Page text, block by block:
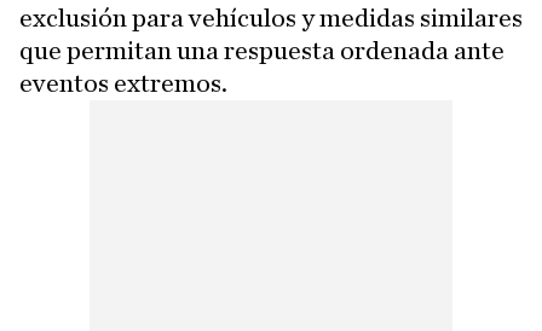
exclusión para vehículos y medidas similares
que permitan una respuesta ordenada ante
eventos extremos.